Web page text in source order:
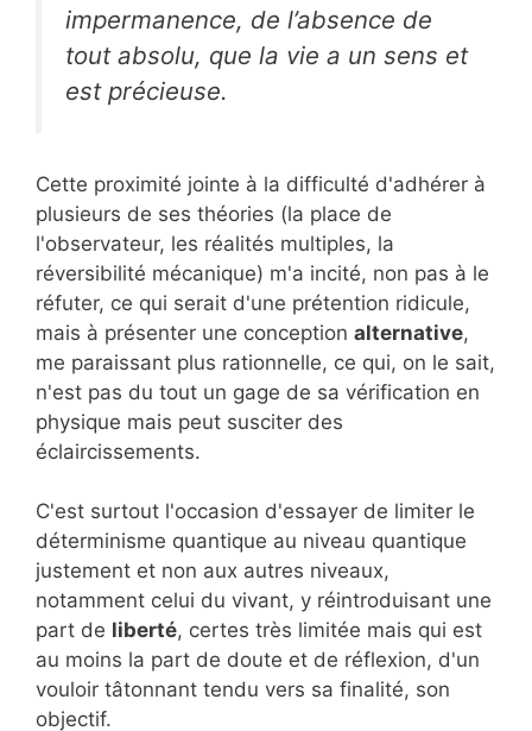
impermanence, de l’absence de
tout absolu, que la vie a un sens et
est précieuse.
Cette proximité jointe à la difficulté d'adhérer à
plusieurs de ses théories (la place de
l'observateur, les réalités multiples, la
réversibilité mécanique) m'a incité, non pas à le
réfuter, ce qui serait d'une prétention ridicule,
mais à présenter une conception alternative,
me paraissant plus rationnelle, ce qui, on le sait,
n'est pas du tout un gage de sa vérification en
physique mais peut susciter des
éclaircissements.
C'est surtout l'occasion d'essayer de limiter le
déterminisme quantique au niveau quantique
justement et non aux autres niveaux,
notamment celui du vivant, y réintroduisant une
part de liberté, certes très limitée mais qui est
au moins la part de doute et de réflexion, d'un
vouloir tâtonnant tendu vers sa finalité, son
objectif.